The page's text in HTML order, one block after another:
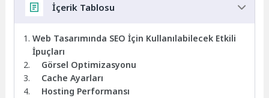
İçerik Tablosu
Web Tasarımında SEO İçin Kullanılabilecek Etkili
İpuçları
Görsel Optimizasyonu
Cache Ayarları
Hosting Performansı